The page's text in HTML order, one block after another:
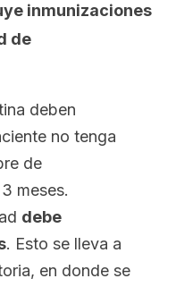
inmunizaciones
de
deben
no tenga
de
meses.
debe
. Esto se lleva a
en donde se